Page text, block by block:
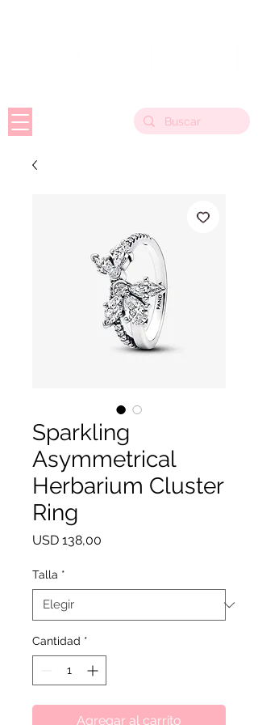
Sparkling
Asymmetrical
Herbarium Cluster
Ring
USD 138,00
Talla *
Cantidad *
Agregar al carrito